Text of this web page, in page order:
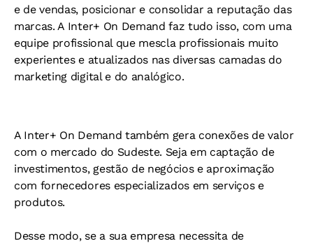
e de vendas, posicionar e consolidar a reputação das
marcas. A Inter+ On Demand faz tudo isso, com uma
equipe profissional que mescla profissionais muito
experientes e atualizados nas diversas camadas do
marketing digital e do analógico.
A Inter+ On Demand também gera conexões de valor
com o mercado do Sudeste. Seja em captação de
investimentos, gestão de negócios e aproximação
com fornecedores especializados em serviços e
produtos.
Desse modo, se a sua empresa necessita de